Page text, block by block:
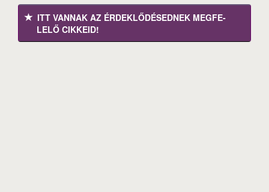
ITT VANNAK AZ ÉRDEK­LŐDÉ­SEDNEK MEGFE­
LELŐ CIKKEID!